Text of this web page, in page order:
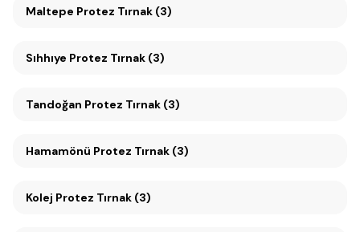
Maltepe Protez Tırnak (3)
Sıhhıye Protez Tırnak (3)
Tandoğan Protez Tırnak (3)
Hamamönü Protez Tırnak (3)
Kolej Protez Tırnak (3)